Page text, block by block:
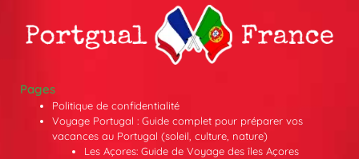
Pages
Politique de confidentialité
Voyage Portugal : Guide complet pour préparer vos
vacances au Portugal (soleil, culture, nature)
Les Açores: Guide de Voyage des îles Açores